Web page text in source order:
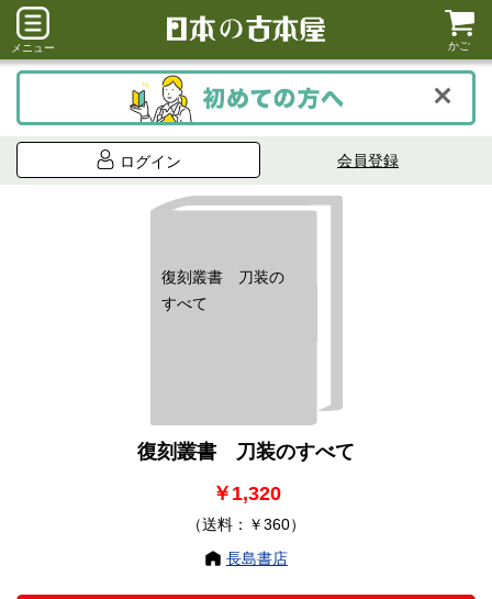
メニュー かご
ログイン 会員登録
復刻叢書 刀装の
すべて
復刻叢書 刀装のすべて
￥1,320
（送料：￥360）
長島書店